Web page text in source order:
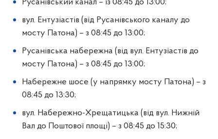
Русанівський канал – із 08:45 до 13:00;
вул. Ентузіастів (від Русанівського каналу до
мосту Патона) – з 08:45 до 13:00;
Русанівська набережна (від вул. Ентузіастів до
мосту Патона) – з 08:45 до 13:00;
Набережне шосе (у напрямку мосту Патона) – з
08:45 до 13:30;
вул. Набережно-Хрещатицька (від вул. Нижній
Вал до Поштової площі) – з 08:45 до 15:30;